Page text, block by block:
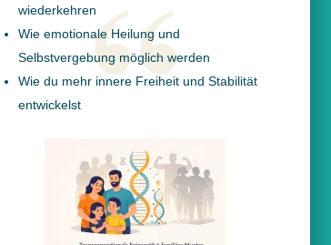
wiederkehren
Wie emotionale Heilung und
Selbstvergebung möglich werden
Wie du mehr innere Freiheit und Stabilität
entwickelst